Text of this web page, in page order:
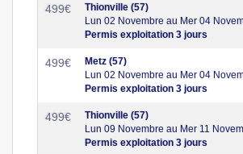
499€
Thionville (57)
Lun 02 Novembre au Mer 04
Permis exploitation 3 jours
499€
Metz (57)
Lun 02 Novembre au Mer 04
Permis exploitation 3 jours
499€
Thionville (57)
Lun 09 Novembre au Mer 11
Permis exploitation 3 jours